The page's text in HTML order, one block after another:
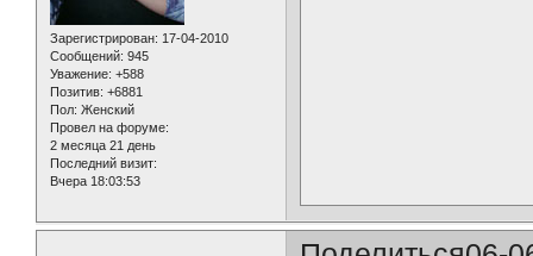
Зарегистрирован: 17-04-2010
Сообщений: 945
Уважение: +588
Позитив: +6881
Пол: Женский
Провел на форуме:
2 месяца 21 день
Последний визит:
Вчера 18:03:53